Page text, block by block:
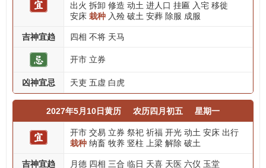
出火 拆卸 修造 动土 进人口 挂匾 入宅 移徙
安床 栽种 入殓 破土 安葬 除服 成服
吉神宜趋 四相 不将 天马
开市 立券
凶神宜忌 天吏 五虚 白虎
2027年5月10日黄历 农历四月初五 星期一
开市 交易 立券 祭祀 祈福 开光 动土 安床 出行
栽种 纳畜 牧养 竖柱 上梁 解除 破土
吉神宜趋 月德 四相 三合 临日 天喜 天医 六仪 玉堂